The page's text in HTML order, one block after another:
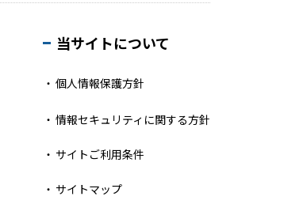
当サイトについて
個人情報保護方針
情報セキュリティに関する方針
サイトご利用条件
サイトマップ